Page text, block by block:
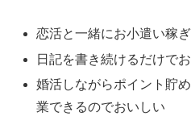
恋活と一緒にお小遣い稼ぎ
日記を書き続けるだけで
婚活しながらポイント貯
業できるのでおいしい